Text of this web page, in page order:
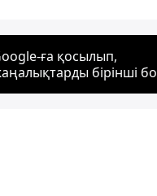
ға қосылып,
бірінші